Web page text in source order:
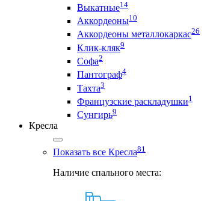
Выкатные14
Аккордеоны10
Аккордеоны металлокаркас26
Клик-кляк9
Софа2
Пантограф4
Тахта3
Французские раскладушки1
Сунгирь9
Кресла
Показать все Кресла81
Наличие спального места: